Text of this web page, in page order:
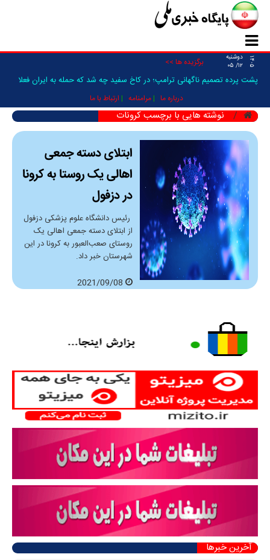
۱۴۰۵
دوشنبه
۱۲/ ۰۵
برگزیده ها >>
پشت پرده تصمیم ناگهانی ترامپ؛ در کاخ سفید چه شد که حمله به ایران فعلا
متوقف شد؟/ ونس و کین از چه چیز نگرانند؟/ایران می‌داند چه اتفاقی خواهد
افتاد
درباره ما مرامنامه ارتباط با ما
نوشته هایی با برچسب کرونات
ابتلای دسته جمعی
اهالی یک روستا به کرونا
در دزفول
رئیس دانشگاه علوم پزشکی دزفول
از ابتلای دسته جمعی اهالی یک
روستای صعب‌العبور به کرونا در این
شهرستان خبر داد.
آخرین خبرها